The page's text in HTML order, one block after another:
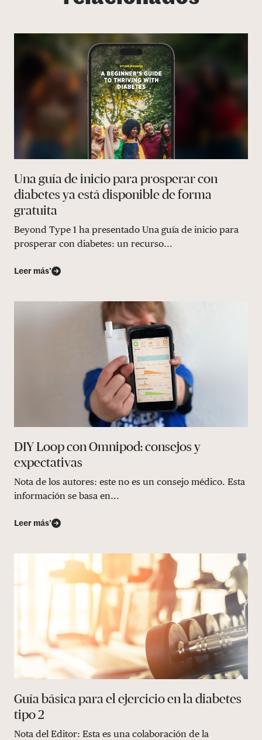
Una guía de inicio para prosperar con
diabetes ya está disponible de forma
gratuita
Beyond Type 1 ha presentado Una guía de inicio para
prosperar con diabetes: un recurso...
Leer más’
DIY Loop con Omnipod: consejos y
expectativas
Nota de los autores: este no es un consejo médico. Esta
información se basa en...
Leer más’
Guía básica para el ejercicio en la diabetes
tipo 2
Nota del Editor: Esta es una colaboración de la